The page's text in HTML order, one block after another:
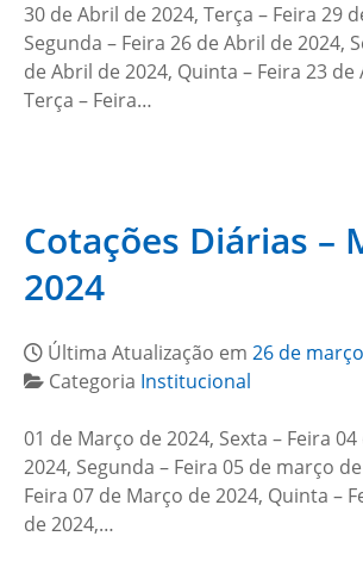
30 de Abril de 2024, Terça – Feira 29
Segunda – Feira 26 de Abril de 2024,
de Abril de 2024, Quinta – Feira 23 de
Terça – Feira…
Cotações Diárias –
2024
Última Atualização em 26 de
Categoria Institucional
01 de Março de 2024, Sexta – Feira
2024, Segunda – Feira 05 de março
Feira 07 de Março de 2024, Quinta –
de 2024,…